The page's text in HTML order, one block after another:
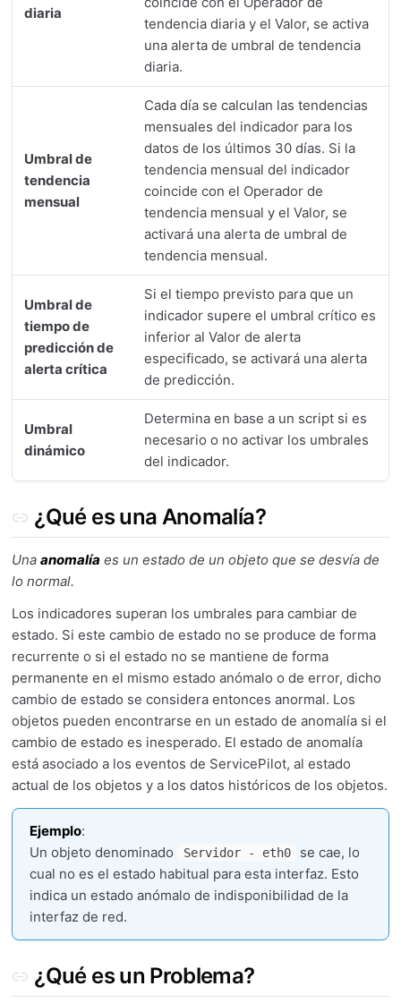
diaria
tendencia diaria y el Valor, se activa
una alerta de umbral de tendencia
diaria.
Umbral de
tendencia
mensual
Cada día se calculan las tendencias
mensuales del indicador para los
datos de los últimos 30 días. Si la
tendencia mensual del indicador
coincide con el Operador de
tendencia mensual y el Valor, se
activará una alerta de umbral de
tendencia mensual.
Umbral de
tiempo de
predicción de
alerta crítica
Si el tiempo previsto para que un
indicador supere el umbral crítico es
inferior al Valor de alerta
especificado, se activará una alerta
de predicción.
Umbral
dinámico
Determina en base a un script si es
necesario o no activar los umbrales
del indicador.
¿Qué es una Anomalía?
Una anomalía es un estado de un objeto que se desvía de
lo normal.
Los indicadores superan los umbrales para cambiar de
estado. Si este cambio de estado no se produce de forma
recurrente o si el estado no se mantiene de forma
permanente en el mismo estado anómalo o de error, dicho
cambio de estado se considera entonces anormal. Los
objetos pueden encontrarse en un estado de anomalía si el
cambio de estado es inesperado. El estado de anomalía
está asociado a los eventos de ServicePilot, al estado
actual de los objetos y a los datos históricos de los objetos.
Ejemplo:
Un objeto denominado
Servidor - eth0
se cae, lo
cual no es el estado habitual para esta interfaz. Esto
indica un estado anómalo de indisponibilidad de la
interfaz de red.
¿Qué es un Problema?